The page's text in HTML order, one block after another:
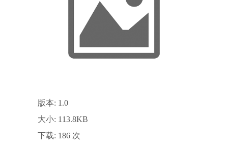
版本: 1.0
大小: 113.8KB
下载: 186 次